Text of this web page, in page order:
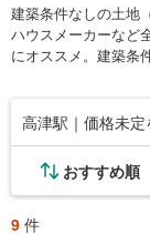
建築条件なしの土地
ハウスメーカーなど
にオススメ。建築条
高津駅｜価格未
おすすめ順
9 件